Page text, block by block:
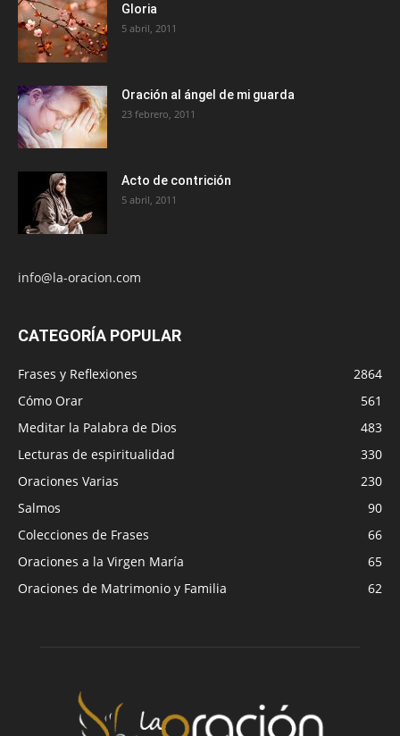
Gloria
5 abril, 2011
Oración al ángel de mi guarda
23 febrero, 2011
Acto de contrición
5 abril, 2011
info@la-oracion.com
CATEGORÍA POPULAR
Frases y Reflexiones
2864
Cómo Orar
561
Meditar la Palabra de Dios
483
Lecturas de espiritualidad
330
Oraciones Varias
230
Salmos
90
Colecciones de Frases
66
Oraciones a la Virgen María
65
Oraciones de Matrimonio y Familia
62